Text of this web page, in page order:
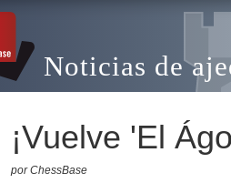
Noticias de
¡Vuelve 'El
por ChessBase